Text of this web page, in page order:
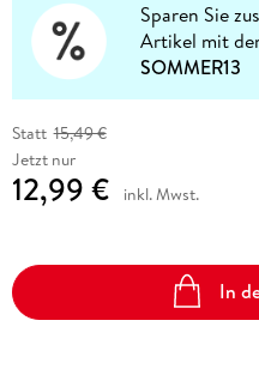
Sparen Sie
Artikel mit
SOMMER13
Statt 15,49 €
Jetzt nur
12,99 € inkl. Mwst.
In